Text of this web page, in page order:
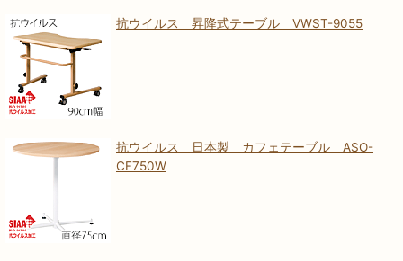
抗ウイルス 昇降式テーブル VWST-9055
抗ウイルス 日本製 カフェテーブル ASO-
CF750W